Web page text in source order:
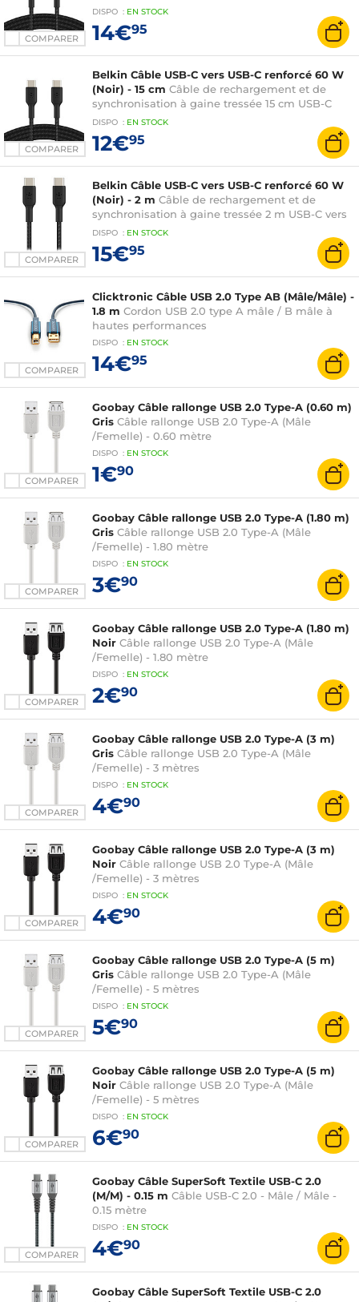
COMPARER
USB-C - Noir
DISPO : EN STOCK
14€95
COMPARER
Belkin Câble USB-C vers USB-C renforcé 60 W
(Noir) - 15 cm Câble de rechargement et de
synchronisation à gaine tressée 15 cm USB-C
vers USB-C - Noir
DISPO : EN STOCK
12€95
COMPARER
Belkin Câble USB-C vers USB-C renforcé 60 W
(Noir) - 2 m Câble de rechargement et de
synchronisation à gaine tressée 2 m USB-C vers
USB-C
DISPO : EN STOCK
15€95
COMPARER
Clicktronic Câble USB 2.0 Type AB (Mâle/Mâle) -
1.8 m Cordon USB 2.0 type A mâle / B mâle à
hautes performances
DISPO : EN STOCK
14€95
COMPARER
Goobay Câble rallonge USB 2.0 Type-A (0.60 m)
Gris Câble rallonge USB 2.0 Type-A (Mâle
/Femelle) - 0.60 mètre
DISPO : EN STOCK
1€90
COMPARER
Goobay Câble rallonge USB 2.0 Type-A (1.80 m)
Gris Câble rallonge USB 2.0 Type-A (Mâle
/Femelle) - 1.80 mètre
DISPO : EN STOCK
3€90
COMPARER
Goobay Câble rallonge USB 2.0 Type-A (1.80 m)
Noir Câble rallonge USB 2.0 Type-A (Mâle
/Femelle) - 1.80 mètre
DISPO : EN STOCK
2€90
COMPARER
Goobay Câble rallonge USB 2.0 Type-A (3 m)
Gris Câble rallonge USB 2.0 Type-A (Mâle
/Femelle) - 3 mètres
DISPO : EN STOCK
4€90
COMPARER
Goobay Câble rallonge USB 2.0 Type-A (3 m)
Noir Câble rallonge USB 2.0 Type-A (Mâle
/Femelle) - 3 mètres
DISPO : EN STOCK
4€90
COMPARER
Goobay Câble rallonge USB 2.0 Type-A (5 m)
Gris Câble rallonge USB 2.0 Type-A (Mâle
/Femelle) - 5 mètres
DISPO : EN STOCK
5€90
COMPARER
Goobay Câble rallonge USB 2.0 Type-A (5 m)
Noir Câble rallonge USB 2.0 Type-A (Mâle
/Femelle) - 5 mètres
DISPO : EN STOCK
6€90
COMPARER
Goobay Câble SuperSoft Textile USB-C 2.0
(M/M) - 0.15 m Câble USB-C 2.0 - Mâle / Mâle -
0.15 mètre
DISPO : EN STOCK
4€90
Goobay Câble SuperSoft Textile USB-C 2.0